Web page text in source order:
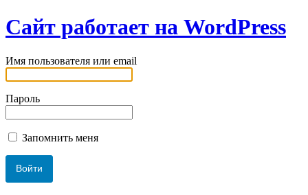
Сайт работает на WordPress
Имя пользователя или email
Пароль
Запомнить меня